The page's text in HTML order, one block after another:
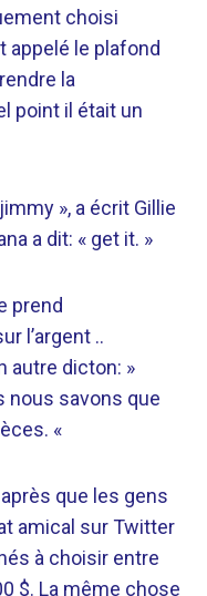
choisi
appelé le plafond
la
point il était un
», a écrit Gillie
a dit: « get it. »
prend
l’argent ..
autre dicton: »
nous savons que
«
que les gens
amical sur Twitter
à choisir entre
$. La même chose